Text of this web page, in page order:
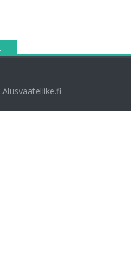
Alusvaateliike.fi